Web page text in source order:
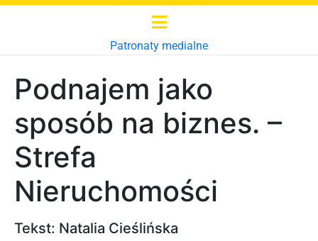
Patronaty medialne
Podnajem jako
sposób na biznes. –
Strefa
Nieruchomości
Tekst: Natalia Cieślińska